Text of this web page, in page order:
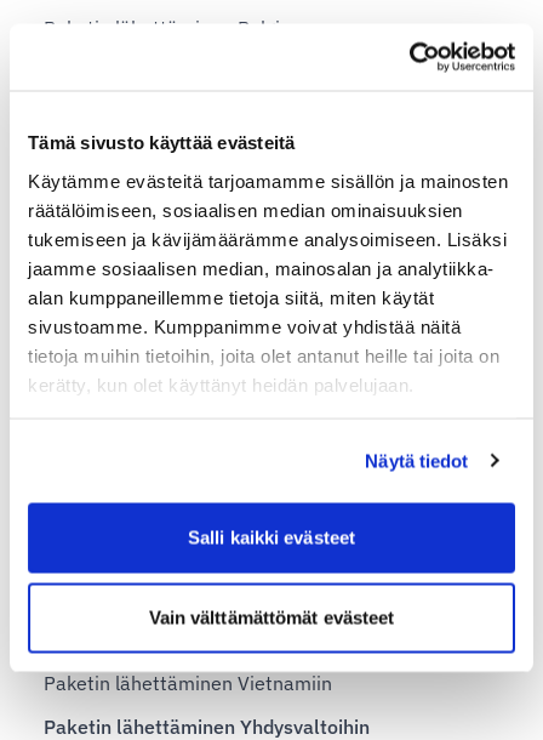
Tämä sivusto käyttää evästeitä
Käytämme evästeitä tarjoamamme sisällön ja mainosten
räätälöimiseen, sosiaalisen median ominaisuuksien
tukemiseen ja kävijämäärämme analysoimiseen. Lisäksi
jaamme sosiaalisen median, mainosalan ja analytiikka-
alan kumppaneillemme tietoja siitä, miten käytät
sivustoamme. Kumppanimme voivat yhdistää näitä
tietoja muihin tietoihin, joita olet antanut heille tai joita on
kerätty, kun olet käyttänyt heidän palvelujaan.
Näytä tiedot
Salli kaikki evästeet
Vain välttämättömät evästeet
Paketin lähettäminen Belgiaan
Paketin lähettäminen Etelä-Koreaan
Paketin lähettäminen Hong Kongiin
Paketin lähettäminen Iso-Britanniaan
Paketin lähettäminen Italiaan
Paketin lähettäminen Japaniin
Paketin lähettäminen Kiinaan
Paketin lähettäminen Norjaan
Paketin lähettäminen Ruotsiin
Paketin lähettäminen Vietnamiin
Paketin lähettäminen Yhdysvaltoihin